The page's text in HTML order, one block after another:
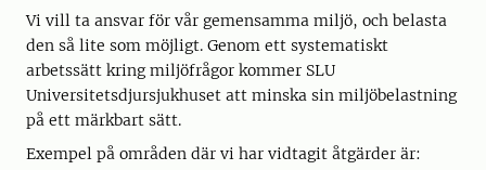
Vi vill ta ansvar för vår gemensamma miljö, och belasta
den så lite som möjligt. Genom ett systematiskt
arbetssätt kring miljöfrågor kommer SLU
Universitetsdjursjukhuset att minska sin miljöbelastning
på ett märkbart sätt.
Exempel på områden där vi har vidtagit åtgärder är: